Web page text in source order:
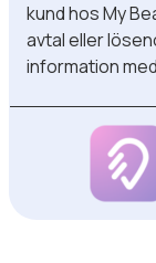
kund hos My
avtal eller
information